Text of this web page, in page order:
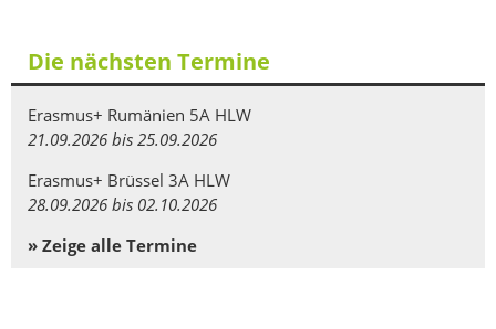
Die nächsten Termine
Erasmus+ Rumänien 5A HLW
21.09.2026 bis 25.09.2026
Erasmus+ Brüssel 3A HLW
28.09.2026 bis 02.10.2026
» Zeige alle Termine